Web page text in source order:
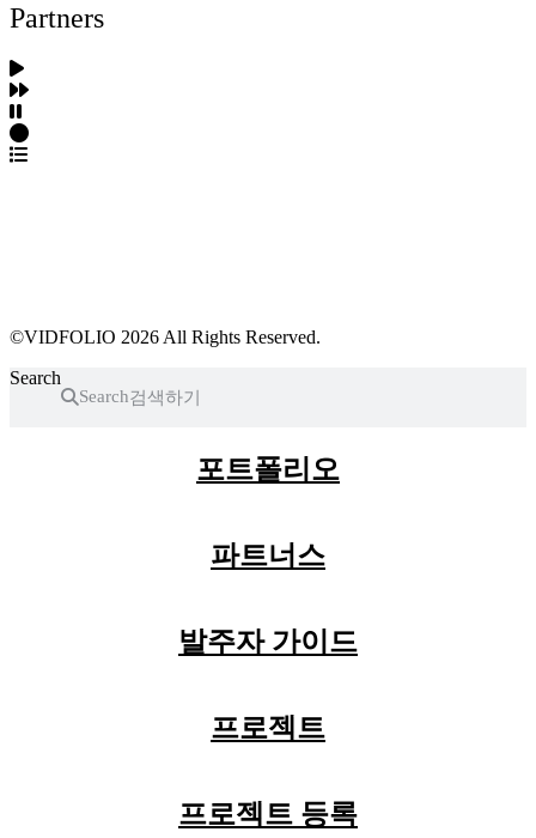
Partners
©VIDFOLIO 2026 All Rights Reserved.
Search
Search
포트폴리오
파트너스
발주자 가이드
프로젝트
프로젝트 등록